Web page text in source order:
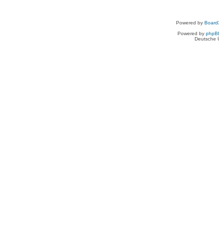
Powered by
Powered by
Deutsche